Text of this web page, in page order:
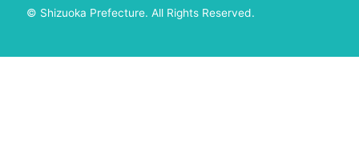
© Shizuoka Prefecture. All Rights Reserved.